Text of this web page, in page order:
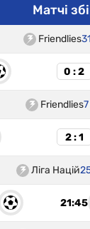
Матчі
Friendlies
0 : 2
Friendlies
2 : 1
Ліга Націй
21:45